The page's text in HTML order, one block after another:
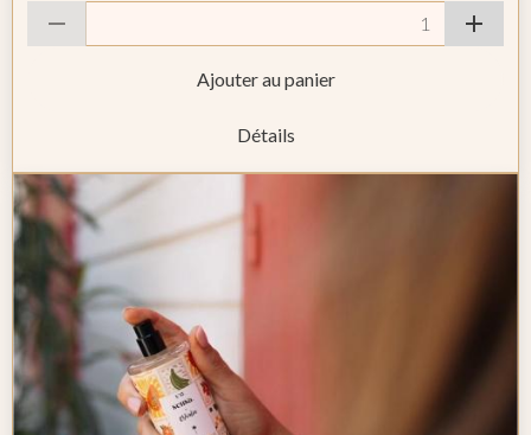
Ajouter au panier
Détails